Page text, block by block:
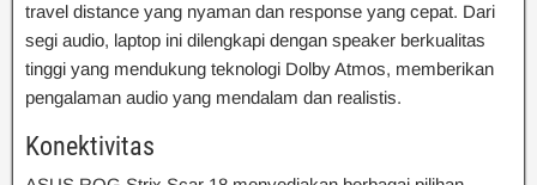
travel distance yang nyaman dan response yang cepat. Dari
segi audio, laptop ini dilengkapi dengan speaker berkualitas
tinggi yang mendukung teknologi Dolby Atmos, memberikan
pengalaman audio yang mendalam dan realistis.
Konektivitas